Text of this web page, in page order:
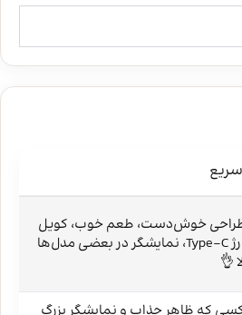
خوش‌دست، طعم خوب، کویل
مش، شارژ Type-C، نمایشگر در بعضی مدل‌ها
👌
که ظاهر جذاب و نمایشگر بزرگ